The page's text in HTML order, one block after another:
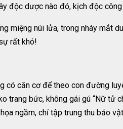
độc dược nào đó, kịch độc
miệng núi lửa, trong nháy mắt
rất khó!
có căn cơ để theo con đường
trang bức, không gái gú “Nữ tử
ngầm, chỉ tập trung thu bảo